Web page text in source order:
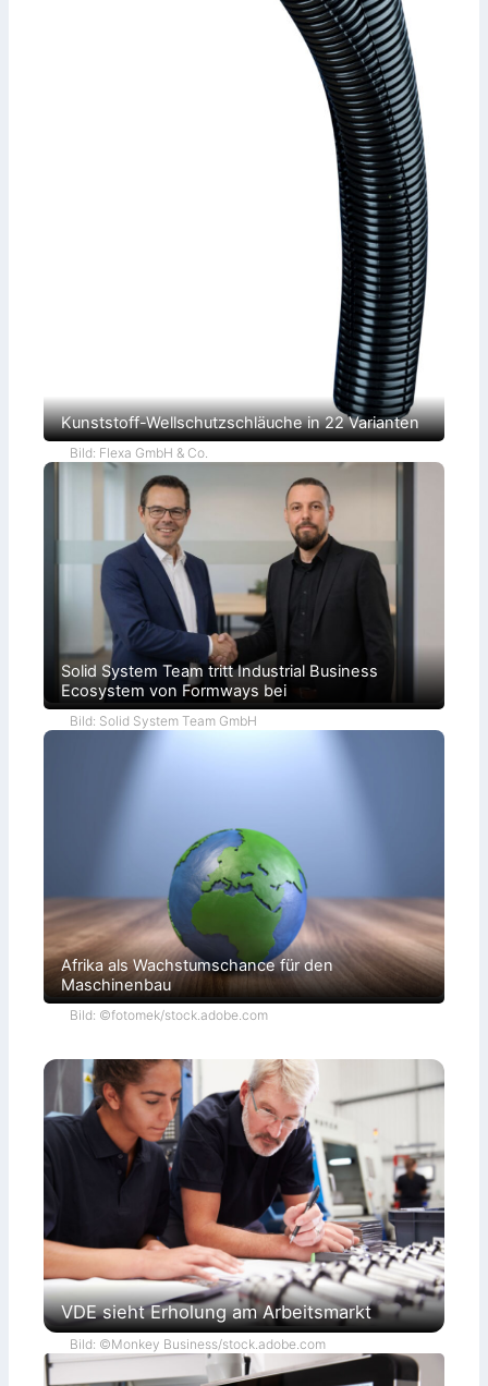
Kunststoff-Wellschutzschläuche in 22 Varianten
Bild: Flexa GmbH & Co.
Solid System Team tritt Industrial Business
Ecosystem von Formways bei
Bild: Solid System Team GmbH
Afrika als Wachstumschance für den
Maschinenbau
Bild: ©fotomek/stock.adobe.com
VDE sieht Erholung am Arbeitsmarkt
Bild: ©Monkey Business/stock.adobe.com